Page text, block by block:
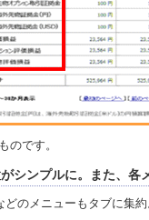
のです。
シンプルに。また、
どのメニューもタブに集